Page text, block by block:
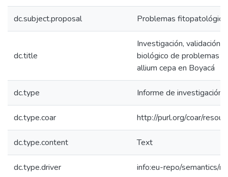
dc.subject.proposal Problemas
dc.title
Investigación, validación
biológico de problemas
allium cepa en Boyacá
dc.type Informe de investigación
dc.type.coar http://purl.org/coar/
dc.type.content Text
dc.type.driver info:eu-repo/semantics/